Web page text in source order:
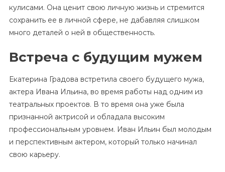
кулисами. Она ценит свою личную жизнь и стремится
сохранить ее в личной сфере, не дабавляя слишком
много деталей о ней в общественность.
Встреча с будущим мужем
Екатерина Градова встретила своего будущего мужа,
актера Ивана Ильина, во время работы над одним из
театральных проектов. В то время она уже была
признанной актрисой и обладала высоким
профессиональным уровнем. Иван Ильин был молодым
и перспективным актером, который только начинал
свою карьеру.